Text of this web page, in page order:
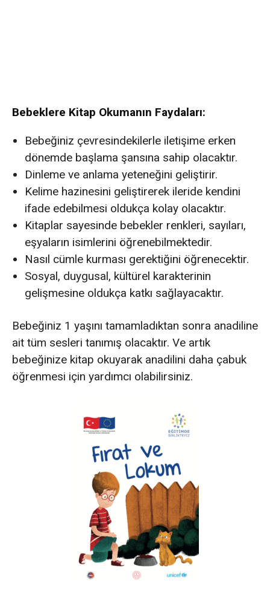
Bebeklere Kitap Okumanın Faydaları:
Bebeğiniz çevresindekilerle iletişime erken
dönemde başlama şansına sahip olacaktır.
Dinleme ve anlama yeteneğini geliştirir.
Kelime hazinesini geliştirerek ileride kendini
ifade edebilmesi oldukça kolay olacaktır.
Kitaplar sayesinde bebekler renkleri, sayıları,
eşyaların isimlerini öğrenebilmektedir.
Nasıl cümle kurması gerektiğini öğrenecektir.
Sosyal, duygusal, kültürel karakterinin
gelişmesine oldukça katkı sağlayacaktır.
Bebeğiniz 1 yaşını tamamladıktan sonra anadiline
ait tüm sesleri tanımış olacaktır. Ve artık
bebeğinize kitap okuyarak anadilini daha çabuk
öğrenmesi için yardımcı olabilirsiniz.